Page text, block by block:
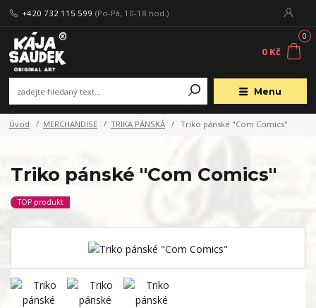
Menu
+420 732 115 599 (Po-Pá, 10-18 hod.)
0
0 Kč
Úvod MERCHANDISE TRIKA PÁNSKÁ Triko pánské "Com Comics"
Triko pánské "Com Comics"
TOP produkt